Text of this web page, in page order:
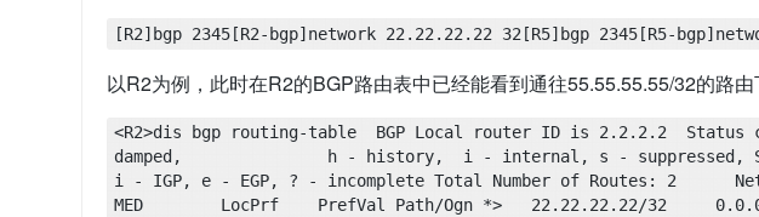
[R2]bgp 2345[R2-bgp]network 22.22.22.22 32[R5]bgp 2345[R5-
以R2为例，此时在R2的BGP路由表中已经能看到通往55.55.55.55/32的路
<R2>dis bgp routing-table  BGP Local router ID is 2.2.2.2
damped,               h - history,  i - internal, s -
i - IGP, e - EGP, ? - incomplete Total Number of Routes: 2
MED        LocPrf    PrefVal Path/Ogn *>   22.22.22.22/32